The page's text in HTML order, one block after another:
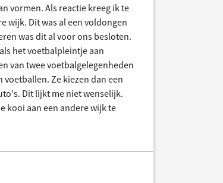
vormen. Als reactie kreeg ik te
wijk. Dit was al een voldongen
was dit al voor ons besloten.
het voetbalpleintje aan
van twee voetbalgelegenheden
Ze kiezen dan een
Dit lijkt me niet wenselijk.
kooi aan een andere wijk te